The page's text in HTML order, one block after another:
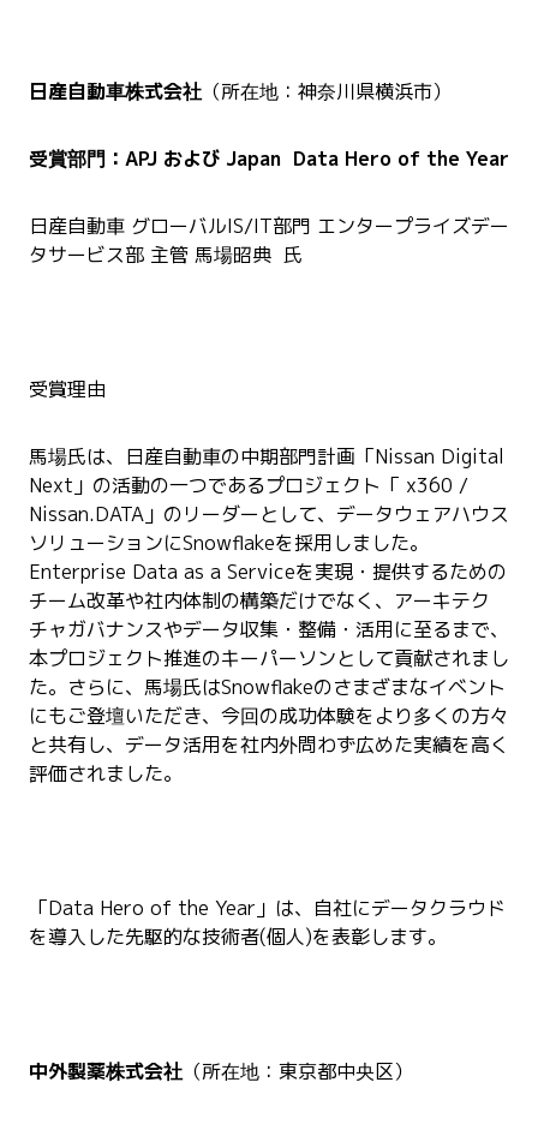
日産自動車株式会社 （所在地：神奈川県横浜市）
受賞部門：APJ および Japan Data Hero of the Year
日産自動車 グローバルIS/IT部門 エンタープライズデー
タサービス部 主管 馬場昭典 氏
受賞理由
馬場氏は、日産自動車の中期部門計画「Nissan Digital
Next」の活動の一つであるプロジェクト「 x360 /
Nissan.DATA」のリーダーとして、データウェアハウス
ソリューションにSnowflakeを採用しました。
Enterprise Data as a Serviceを実現・提供するための
チーム改革や社内体制の構築だけでなく、アーキテク
チャガバナンスやデータ収集・整備・活用に至るまで、
本プロジェクト推進のキーパーソンとして貢献されまし
た。さらに、馬場氏はSnowflakeのさまざまなイベント
にもご登壇いただき、今回の成功体験をより多くの方々
と共有し、データ活用を社内外問わず広めた実績を高く
評価されました。
「Data Hero of the Year」は、自社にデータクラウド
を導入した先駆的な技術者(個人)を表彰します。
中外製薬株式会社 （所在地：東京都中央区）